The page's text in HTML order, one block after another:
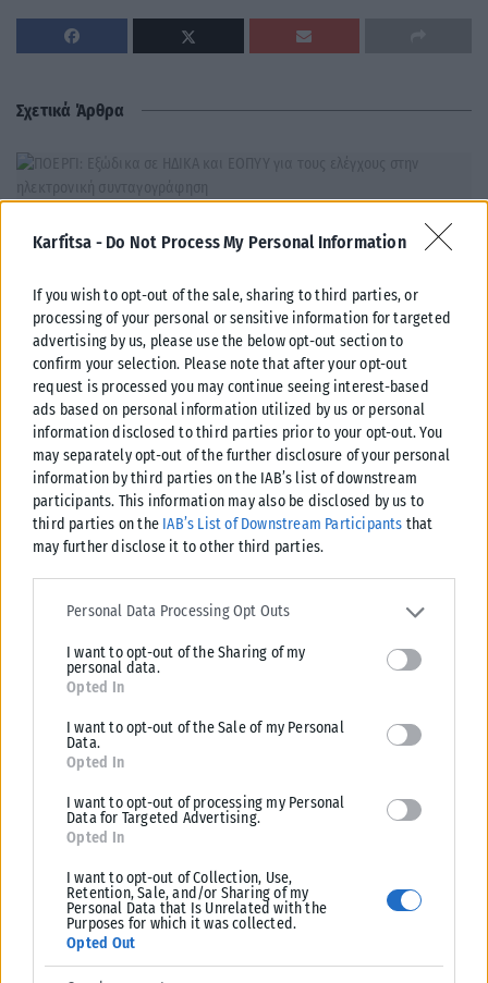
Karfitsa - Do Not Process My Personal Information
If you wish to opt-out of the sale, sharing to third parties, or
processing of your personal or sensitive information for targeted
advertising by us, please use the below opt-out section to
confirm your selection. Please note that after your opt-out
request is processed you may continue seeing interest-based
ads based on personal information utilized by us or personal
information disclosed to third parties prior to your opt-out. You
may separately opt-out of the further disclosure of your personal
information by third parties on the IAB’s list of downstream
participants. This information may also be disclosed by us to
third parties on the IAB’s List of Downstream Participants that
may further disclose it to other third parties.
Please note that this website/app uses one or more Google
services and may gather and store information including but not
deny consent to Google and its third-party tags to use your data
for below specified purposes in below Google consent section.
Personal Data Processing Opt Outs
I want to opt-out of the Sharing of my
personal data.
Opted In
I want to opt-out of the Sale of my Personal
Data.
Opted In
I want to opt-out of processing my Personal
Data for Targeted Advertising.
Opted In
I want to opt-out of Collection, Use,
Retention, Sale, and/or Sharing of my
Personal Data that Is Unrelated with the
Purposes for which it was collected.
Opted Out
Σχετικά Άρθρα
ΕΛΛΆΔΑ
Υπ. Παιδείας: 168 αιτήσεις από 23 χώρες για το νέο
αγγλόφωνο πρόγραμμα Ιατρικής του Πανεπιστημίου Πατρών
Έντονο διεθνές ενδιαφέρον καταγράφει το νέο αγγλόφωνο
προπτυχιακό πρόγραμμα Ιατρικής του Πανεπιστημίου Πατρών, με 168
αιτήσεις από υποψήφιους φοιτητές από...
ΕΛΛΆΔΑ